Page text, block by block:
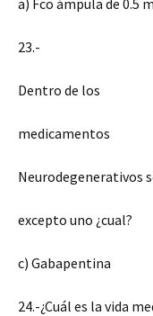
a) Fco ámpula de 0.5
23.-
Dentro de los
medicamentos
Neurodegenerativos
excepto uno ¿cual?
c) Gabapentina
24.-¿Cuál es la vida